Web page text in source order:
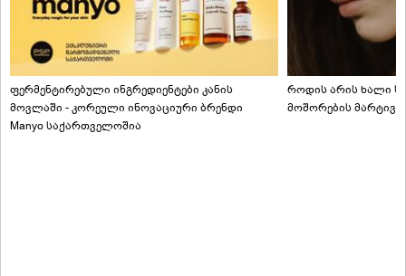
ფერმენტირებული ინგრედიენტები კანის
მოვლაში - კორეული ინოვაციური ბრენდი
Manyo საქართველოშია
როდის არის ხალი
მოშორების